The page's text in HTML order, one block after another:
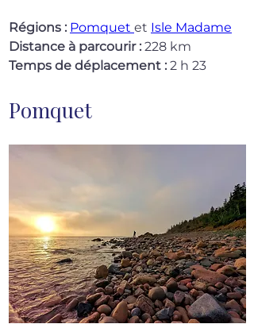
Régions : Pomquet et Isle Madame
Distance à parcourir : 228 km
Temps de déplacement : 2 h 23
Pomquet